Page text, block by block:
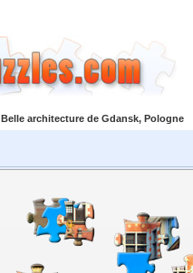
Belle architecture de Gdansk, Pologne